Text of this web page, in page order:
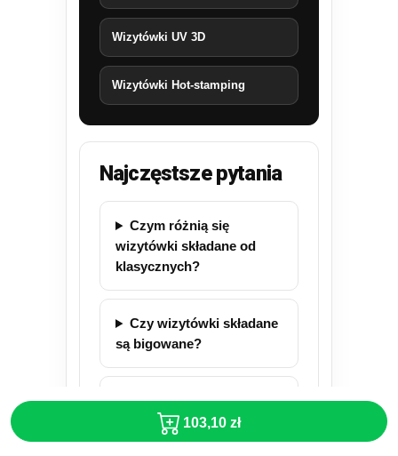
Wizytówki UV 3D
Wizytówki Hot-stamping
Najczęstsze pytania
Czym różnią się
wizytówki składane od
klasycznych?
Czy wizytówki składane
są bigowane?
Czy można drukować
wizytówki składane
dwustronnie?
103,10 zł